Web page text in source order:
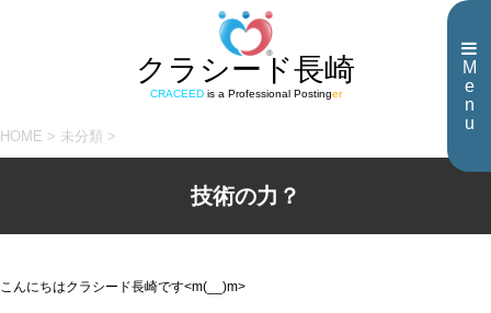
M
e
n
u
クラシード長崎
CRACEEDis a Professional Postinger
HOME > 未分類 >
技術の力？
こんにちはクラシード長崎です<m(__)m>